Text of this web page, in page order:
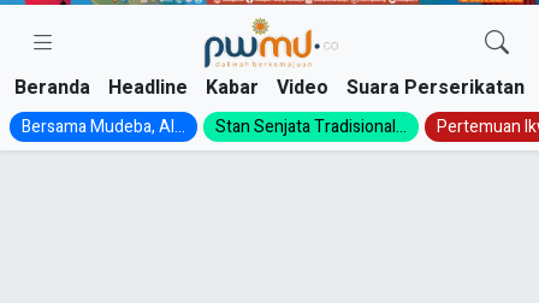
Beranda Headline Kabar Video Suara Perserikatan
Bersama Mudeba, Al... Stan Senjata Tradisional... Pertemuan